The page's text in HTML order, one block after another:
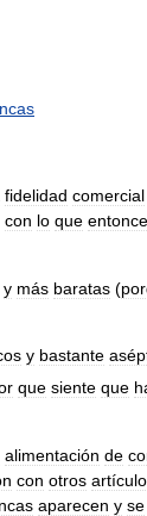
fidelidad comercial
con lo que
y más baratas (
y bastante
que siente que
alimentación de
con otros
aparecen y se